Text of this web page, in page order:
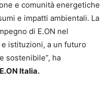
e comunità energetiche
e impatti ambientali. La
di E.ON nel
istituzioni, a un futuro
sostenibile”, ha
Italia.